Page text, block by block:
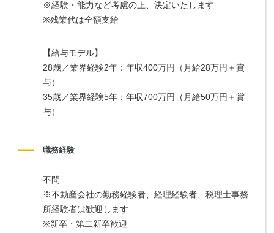
※経験・能力など考慮の上、決定いたします
※残業代は全額支給
【給与モデル】
28歳／業界経験2年：年収400万円（月給28万円＋賞
与）
35歳／業界経験5年：年収700万円（月給50万円＋賞
与）
職務経験
不問
※不動産会社の勤務経験者、経理経験者、税理士事務
所経験者は歓迎します
※新卒・第二新卒歓迎